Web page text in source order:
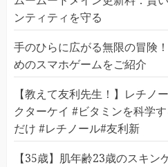
ンティティを守る
手のひらに広がる無限の冒険
めのスマホゲームをご紹介
【教えて友利先生！】レチノ
クターケイ #ビタミンを科学
だけ #レチノール#友利新
【35歳】肌年齢23歳のスキン